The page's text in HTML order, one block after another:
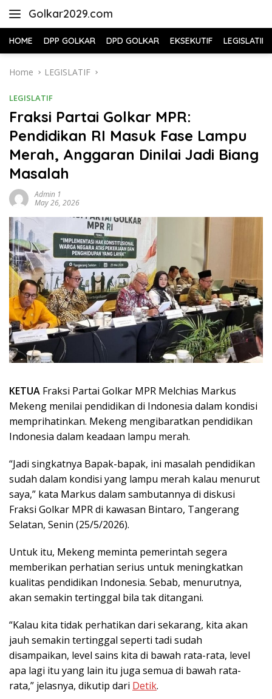
Golkar2029.com
HOME DPP GOLKAR DPD GOLKAR EKSEKUTIF LEGISLATIF
Home LEGISLATIF
LEGISLATIF
Fraksi Partai Golkar MPR:
Pendidikan RI Masuk Fase Lampu
Merah, Anggaran Dinilai Jadi Biang
Masalah
Admin 1
May 26, 2026
KETUA Fraksi Partai Golkar MPR Melchias Markus
Mekeng menilai pendidikan di Indonesia dalam kondisi
memprihatinkan. Mekeng mengibaratkan pendidikan
Indonesia dalam keadaan lampu merah.
“Jadi singkatnya Bapak-bapak, ini masalah pendidikan
sudah dalam kondisi yang lampu merah kalau menurut
saya,” kata Markus dalam sambutannya di diskusi
Fraksi Golkar MPR di kawasan Bintaro, Tangerang
Selatan, Senin (25/5/2026).
Untuk itu, Mekeng meminta pemerintah segera
memberikan perhatian serius untuk meningkatkan
kualitas pendidikan Indonesia. Sebab, menurutnya,
akan semakin tertinggal bila tak ditangani.
“Kalau kita tidak perhatikan dari sekarang, kita akan
jauh semakin tertinggal seperti tadi sudah
disampaikan, level sains kita di bawah rata-rata, level
apa lagi itu yang lain itu juga semua di bawah rata-
rata,” jelasnya, dikutip dari Detik.